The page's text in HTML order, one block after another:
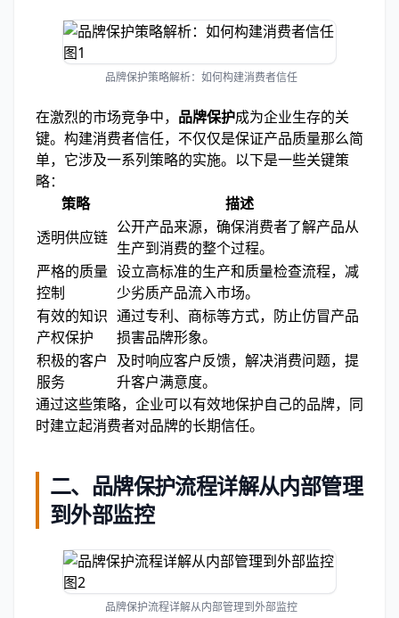
品牌保护策略解析：如何构建消费者信任
在激烈的市场竞争中， 品牌保护成为企业生存的关
键。构建消费者信任，不仅仅是保证产品质量那么简
单，它涉及一系列策略的实施。以下是一些关键策
略：
策略
描述
透明供应链
公开产品来源，确保消费者了解产品从
生产到消费的整个过程。
严格的质量
控制
设立高标准的生产和质量检查流程，减
少劣质产品流入市场。
有效的知识
产权保护
通过专利、商标等方式，防止仿冒产品
损害品牌形象。
积极的客户
服务
及时响应客户反馈，解决消费问题，提
升客户满意度。
通过这些策略，企业可以有效地保护自己的品牌，同
时建立起消费者对品牌的长期信任。
二、品牌保护流程详解从内部管理
到外部监控
品牌保护流程详解从内部管理到外部监控